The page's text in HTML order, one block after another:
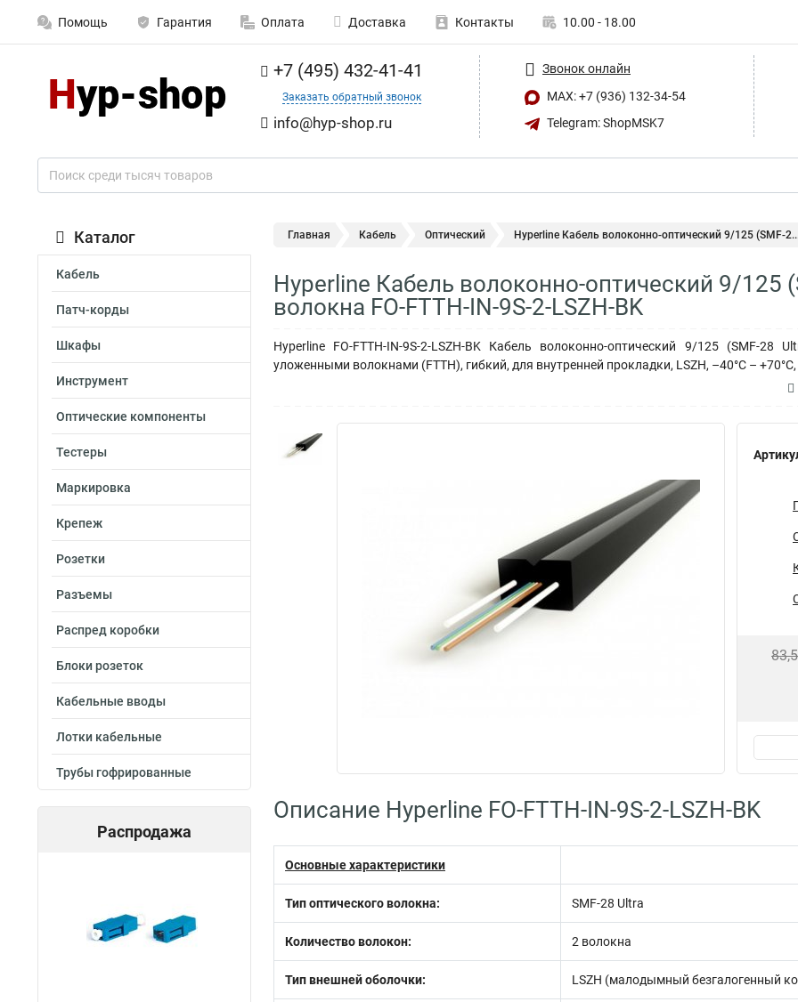
Помощь Гарантия Оплата Доставка Контакты 10.00 - 18.00
+7 (495) 432-41-41
Заказать обратный звонок
info@hyp-shop.ru
Звонок онлайн
MAX: +7 (936) 132-34-54
Telegram: ShopMSK7
Каталог
Кабель
Патч-корды
Шкафы
Инструмент
Оптические компоненты
Тестеры
Маркировка
Крепеж
Розетки
Разъемы
Распред коробки
Блоки розеток
Кабельные вводы
Лотки кабельные
Трубы гофрированные
Распродажа
Главная Кабель Оптический Hyperline Кабель волоконно-оптический 9/125 (SMF-
Hyperline Кабель волоконно-оптический 9/125
волокна FO-FTTH-IN-9S-2-LSZH-BK
Hyperline FO-FTTH-IN-9S-2-LSZH-BK Кабель волоконно-оптический 9/125 (SMF-
уложенными волокнами (FTTH), гибкий, для внутренней прокладки, LSZH, –40°C –
Описание Hyperline FO-FTTH-IN-9S-2-LSZH-BK
Основные характеристики
Тип оптического волокна: SMF-28 Ultra
Количество волокон: 2 волокна
Тип внешней оболочки: LSZH (малодымный безгалогенный